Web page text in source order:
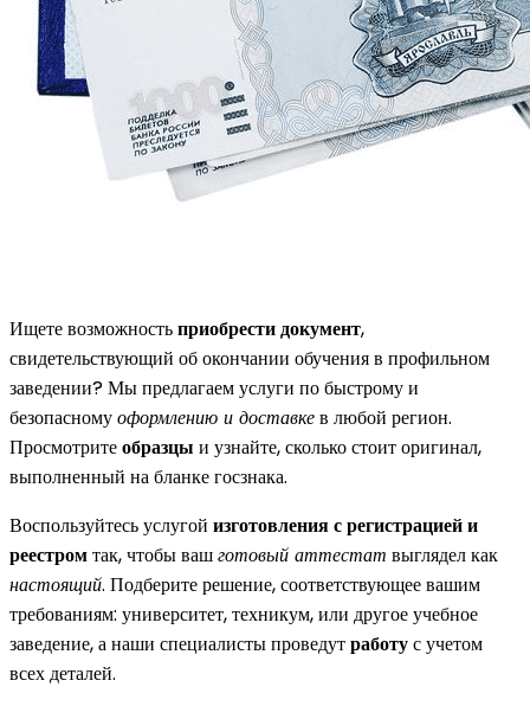
Ищете возможностьприобрести документ,
свидетельствующий об окончании обучения в профильном
заведении? Мы предлагаем услуги по быстрому и
безопасномуоформлению и доставкев любой регион.
Просмотритеобразцы и узнайте, сколько стоит оригинал,
выполненный на бланке госзнака.
Воспользуйтесь услугой изготовления с регистрацией и
реестромтак, чтобы вашготовый аттестат выглядел как
настоящий. Подберите решение, соответствующее вашим
требованиям: университет, техникум, или другое учебное
заведение, а наши специалисты проведутработус учетом
всех деталей.